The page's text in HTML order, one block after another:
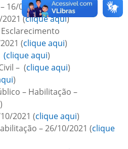
16/08/2021 (clique aqui
(clique aqui)
(clique aqui)
(clique aqui)
– (clique aqui)
)
– Habilitação –
)
2021 (clique aqui)
– 26/10/2021 (clique